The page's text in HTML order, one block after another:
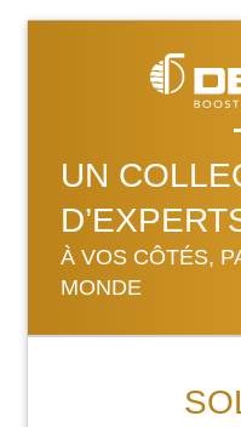
UN
À VOS CÔTÉS,
MONDE